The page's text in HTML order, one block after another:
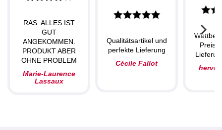
RAS. ALLES IST
GUT
ANGEKOMMEN.
PRODUKT ABER
OHNE PROBLEM
Marie-Laurence
Lassaux
Qualitätsartikel und
perfekte Lieferung
Cécile Fallot
herve